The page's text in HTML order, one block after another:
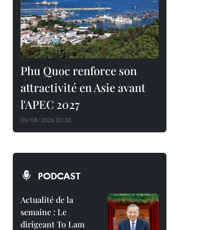
Phu Quoc renforce son
attractivité en Asie avant
l'APEC 2027
05/08/2026 00:30
PODCAST
Actualité de la
semaine : Le
dirigeant To Lam